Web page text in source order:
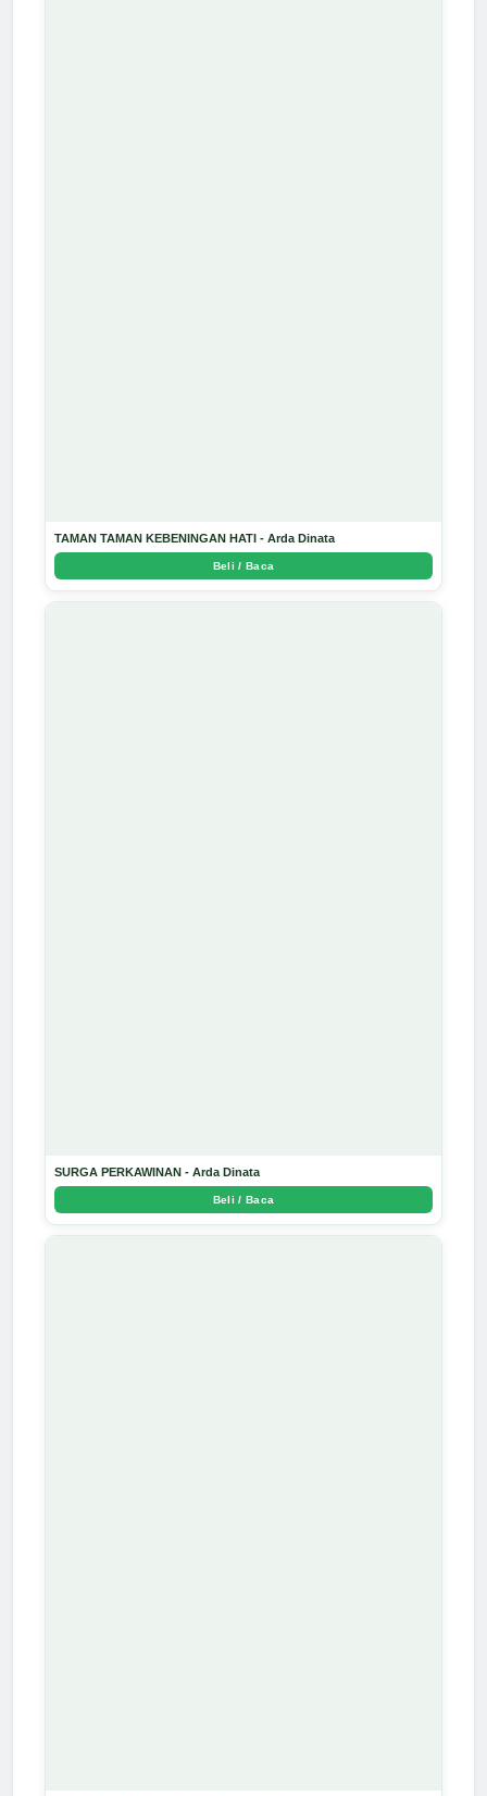
TAMAN TAMAN KEBENINGAN HATI - Arda Dinata
Beli / Baca
SURGA PERKAWINAN - Arda Dinata
Beli / Baca